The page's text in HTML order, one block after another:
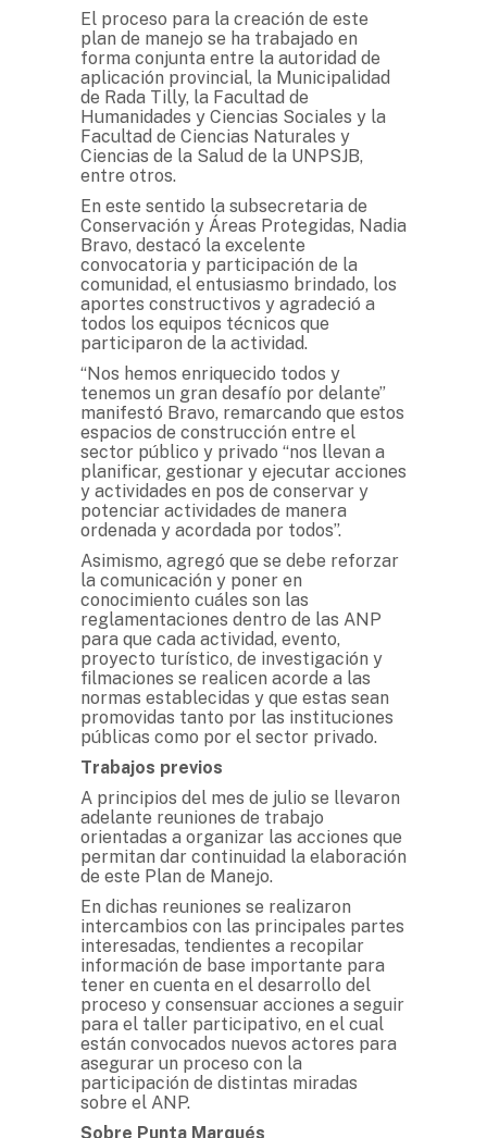
El proceso para la creación de este
plan de manejo se ha trabajado en
forma conjunta entre la autoridad de
aplicación provincial, la Municipalidad
de Rada Tilly, la Facultad de
Humanidades y Ciencias Sociales y la
Facultad de Ciencias Naturales y
Ciencias de la Salud de la UNPSJB,
entre otros.
En este sentido la subsecretaria de
Conservación y Áreas Protegidas, Nadia
Bravo, destacó la excelente
convocatoria y participación de la
comunidad, el entusiasmo brindado, los
aportes constructivos y agradeció a
todos los equipos técnicos que
participaron de la actividad.
“Nos hemos enriquecido todos y
tenemos un gran desafío por delante”
manifestó Bravo, remarcando que estos
espacios de construcción entre el
sector público y privado “nos llevan a
planificar, gestionar y ejecutar acciones
y actividades en pos de conservar y
potenciar actividades de manera
ordenada y acordada por todos”.
Asimismo, agregó que se debe reforzar
la comunicación y poner en
conocimiento cuáles son las
reglamentaciones dentro de las ANP
para que cada actividad, evento,
proyecto turístico, de investigación y
filmaciones se realicen acorde a las
normas establecidas y que estas sean
promovidas tanto por las instituciones
públicas como por el sector privado.
Trabajos previos
A principios del mes de julio se llevaron
adelante reuniones de trabajo
orientadas a organizar las acciones que
permitan dar continuidad la elaboración
de este Plan de Manejo.
En dichas reuniones se realizaron
intercambios con las principales partes
interesadas, tendientes a recopilar
información de base importante para
tener en cuenta en el desarrollo del
proceso y consensuar acciones a seguir
para el taller participativo, en el cual
están convocados nuevos actores para
asegurar un proceso con la
participación de distintas miradas
sobre el ANP.
Sobre Punta Marqués